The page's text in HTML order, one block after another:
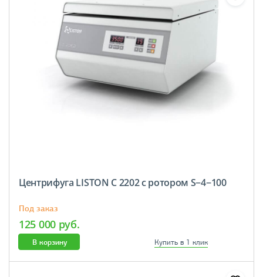
Центрифуга LISTON C 2202 с ротором S−4−100
Под заказ
125 000 руб.
В корзину Купить в 1 клик